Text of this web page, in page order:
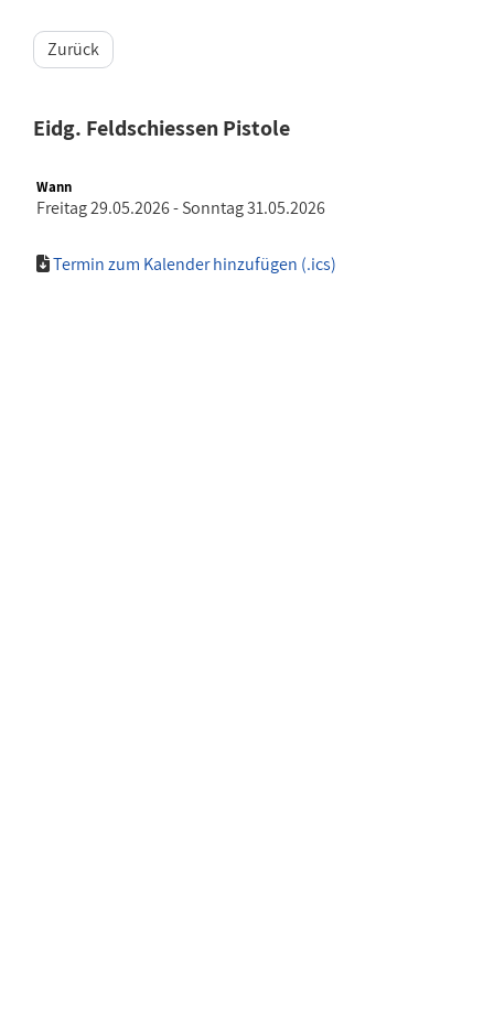
Zurück
Eidg. Feldschiessen Pistole
Wann
Freitag 29.05.2026 - Sonntag 31.05.2026
Termin zum Kalender hinzufügen (.ics)